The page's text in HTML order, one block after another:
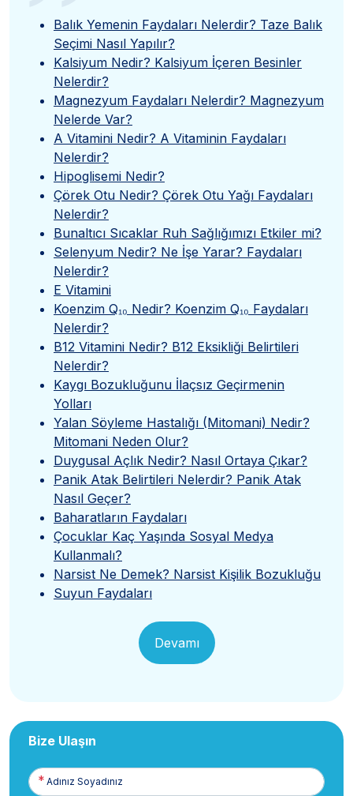
Balık Yemenin Faydaları Nelerdir? Taze Balık
Seçimi Nasıl Yapılır?
Kalsiyum Nedir? Kalsiyum İçeren Besinler
Nelerdir?
Magnezyum Faydaları Nelerdir? Magnezyum
Nelerde Var?
A Vitamini Nedir? A Vitaminin Faydaları
Nelerdir?
Hipoglisemi Nedir?
Çörek Otu Nedir? Çörek Otu Yağı Faydaları
Nelerdir?
Bunaltıcı Sıcaklar Ruh Sağlığımızı Etkiler mi?
Selenyum Nedir? Ne İşe Yarar? Faydaları
Nelerdir?
E Vitamini
Koenzim Q₁₀ Nedir? Koenzim Q₁₀ Faydaları
Nelerdir?
B12 Vitamini Nedir? B12 Eksikliği Belirtileri
Nelerdir?
Kaygı Bozukluğunu İlaçsız Geçirmenin
Yolları
Yalan Söyleme Hastalığı (Mitomani) Nedir?
Mitomani Neden Olur?
Duygusal Açlık Nedir? Nasıl Ortaya Çıkar?
Panik Atak Belirtileri Nelerdir? Panik Atak
Nasıl Geçer?
Baharatların Faydaları
Çocuklar Kaç Yaşında Sosyal Medya
Kullanmalı?
Narsist Ne Demek? Narsist Kişilik Bozukluğu
Suyun Faydaları
Devamı
Bize Ulaşın
Adınız
Soyadınız